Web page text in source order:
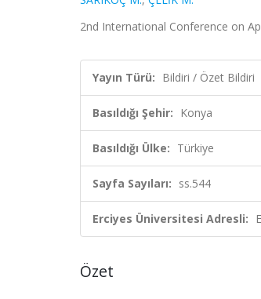
2nd International Conference on
Yayın Türü: Bildiri / Özet Bildiri
Basıldığı Şehir: Konya
Basıldığı Ülke: Türkiye
Sayfa Sayıları: ss.544
Erciyes Üniversitesi Adresli:
Özet